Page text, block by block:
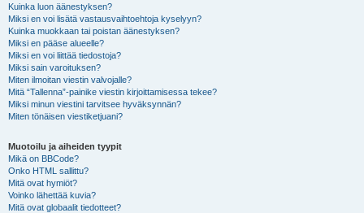
Kuinka luon äänestyksen?
Miksi en voi lisätä vastausvaihtoehtoja kyselyyn?
Kuinka muokkaan tai poistan äänestyksen?
Miksi en pääse alueelle?
Miksi en voi liittää tiedostoja?
Miksi sain varoituksen?
Miten ilmoitan viestin valvojalle?
Mitä “Tallenna”-painike viestin kirjoittamisessa tekee?
Miksi minun viestini tarvitsee hyväksynnän?
Miten tönäisen viestiketjuani?
Muotoilu ja aiheiden tyypit
Mikä on BBCode?
Onko HTML sallittu?
Mitä ovat hymiöt?
Voinko lähettää kuvia?
Mitä ovat globaalit tiedotteet?